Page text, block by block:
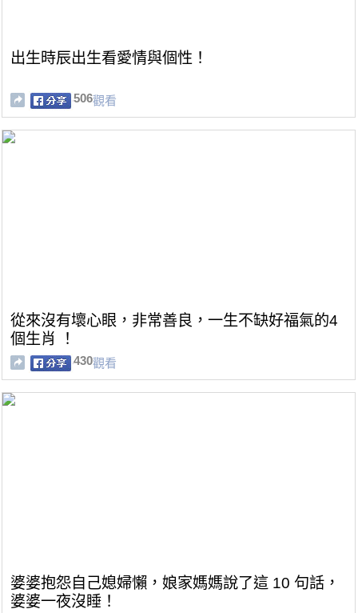
出生時辰出生看愛情與個性！
506觀看
從來沒有壞心眼，非常善良，一生不缺好福氣的4
個生肖 ！
430觀看
婆婆抱怨自己媳婦懶，娘家媽媽說了這 10 句話，
婆婆一夜沒睡！